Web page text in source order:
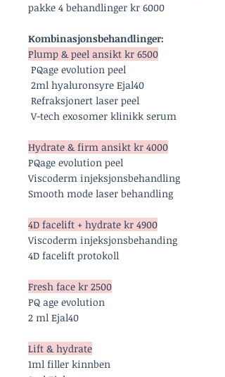
pakke 4 behandlinger kr 6000
Kombinasjonsbehandlinger:
Plump & peel ansikt kr 6500
PQage evolution peel
2ml hyaluronsyre Ejal40
Refraksjonert laser peel
V-tech exosomer klinikk serum
Hydrate & firm ansikt kr 4000
PQage evolution peel
Viscoderm injeksjonsbehandling
Smooth mode laser behandling
4D facelift + hydrate kr 4900
Viscoderm injeksjonsbehanding
4D facelift protokoll
Fresh face kr 2500
PQ age evolution
2 ml Ejal40
Lift & hydrate
1ml filler kinnben